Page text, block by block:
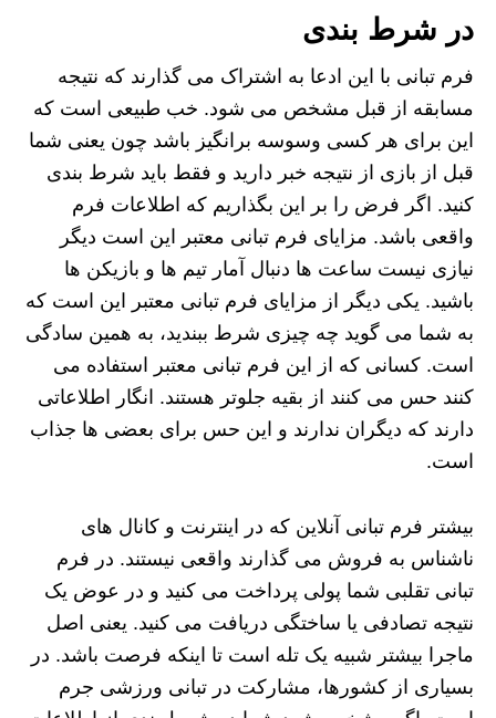
در شرط‌ بندی
فرم تبانی با این ادعا به اشتراک می گذارند که نتیجه
مسابقه از قبل مشخص می شود. خب طبیعی است که
این برای هر کسی وسوسه برانگیز باشد چون یعنی شما
قبل از بازی از نتیجه خبر دارید و فقط باید شرط بندی
کنید. اگر فرض را بر این بگذاریم که اطلاعات فرم
واقعی باشد. مزایای فرم تبانی معتبر این است دیگر
نیازی نیست ساعت ها دنبال آمار تیم ها و بازیکن ها
باشید. یکی دیگر از مزایای فرم تبانی معتبر این است که
به شما می گوید چه چیزی شرط ببندید، به همین سادگی
است. کسانی که از این فرم تبانی معتبر استفاده می
کنند حس می کنند از بقیه جلوتر هستند. انگار اطلاعاتی
دارند که دیگران ندارند و این حس برای بعضی ها جذاب
است.
بیشتر فرم تبانی آنلاین که در اینترنت و کانال های
ناشناس به فروش می گذارند واقعی نیستند. در فرم
تبانی تقلبی شما پولی پرداخت می کنید و در عوض یک
نتیجه تصادفی یا ساختگی دریافت می کنید. یعنی اصل
ماجرا بیشتر شبیه یک تله است تا اینکه فرصت باشد. در
بسیاری از کشورها، مشارکت در تبانی ورزشی جرم